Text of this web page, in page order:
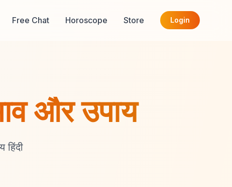
Free Chat Horoscope Store Login
और उपाय
हिंदी